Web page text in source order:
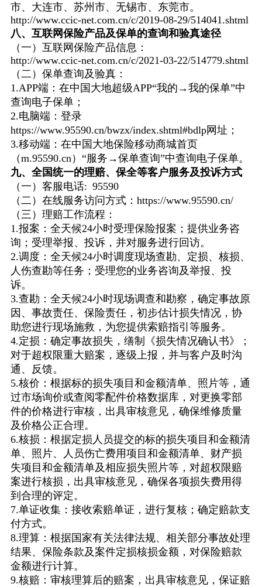
市、大连市、苏州市、无锡市、东莞市。
http://www.ccic-net.com.cn/c/2019-08-29/514041.shtml
八、互联网保险产品及保单的查询和验真途径
（一）互联网保险产品信息：
http://www.ccic-net.com.cn/c/2021-03-22/514779.shtml
（二）保单查询及验真：
1.APP端：在中国大地超级APP“我的→我的保单”中
查询电子保单；
2.电脑端：登录
https://www.95590.cn/bwzx/index.shtml#bdlp网址；
3.移动端：在中国大地保险移动商城首页
（m.95590.cn）“服务→保单查询”中查询电子保单。
九、全国统一的理赔、保全等客户服务及投诉方式
（一）客服电话: 95590
（二）在线服务访问方式：https://www.95590.cn/
（三）理赔工作流程：
1.报案：全天候24小时受理保险报案；提供业务咨
询；受理举报、投诉，并对服务进行回访。
2.调度：全天候24小时调度现场查勘、定损、核损、
人伤查勘等任务；受理您的业务咨询及举报、投
诉。
3.查勘：全天候24小时现场调查和勘察，确定事故原
因、事故责任、保险责任，初步估计损失情况，协
助您进行现场施救，为您提供索赔指引等服务。
4.定损：确定事故损失，缮制《损失情况确认书》；
对于超权限重大赔案，逐级上报，并与客户及时沟
通、反馈。
5.核价：根据标的损失项目和金额清单、照片等，通
过市场询价或查阅零配件价格数据库，对更换零部
件的价格进行审核，出具审核意见，确保维修质量
及价格公正合理。
6.核损：根据定损人员提交的标的损失项目和金额清
单、照片、人员伤亡费用项目和金额清单、财产损
失项目和金额清单及相应损失照片等，对超权限赔
案进行核损，出具审核意见，确保各项损失费用得
到合理的评定。
7.单证收集：接收索赔单证，进行复核；确定赔款支
付方式。
8.理算：根据国家有关法律法规、相关部分事故处理
结果、保险条款及案件定损核损金额，对保险赔款
金额进行计算。
9.核赔：审核理算后的赔案，出具审核意见，保证赔